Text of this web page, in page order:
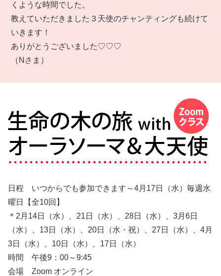
くような時間でした。
教えていただきました３天使のチャンティングも続けて
いきます！
ありがとうございました♡♡♡
（Nさま）
日程 いつからでも参加できます～4月17日（水）毎週水
曜日【全10回】
＊2月14日（水）、21日（水）、28日（水）、3月6日
（水）、13日（水）、20日（水・祝）、27日（水）、4月
3日（水）、10日（水）、17日（水）
時間 午後9：00～9:45
会場 Zoom オンライン